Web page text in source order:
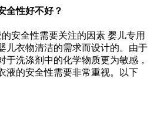
全性好不好？
安全性需要关注的因素 婴儿专用
儿衣物清洁的需求而设计的。由于
于洗涤剂中的化学物质更为敏感，
液的安全性需要非常重视。以下